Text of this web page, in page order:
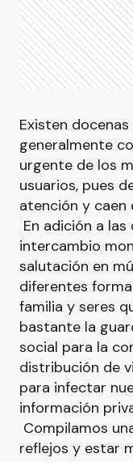
Existen
generalmente
urgente de los
usuarios, pues
atención y caen
En adición a
intercambio
salutación en
diferentes
familia y seres
bastante la
social para la
distribución de
para infectar
información
Compilamos
reflejos y estar